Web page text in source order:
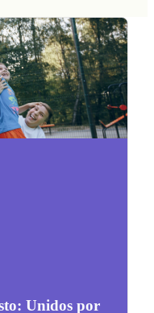
Unidos por